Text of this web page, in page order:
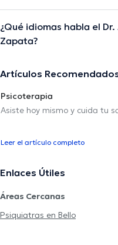
¿Qué idiomas habla el
Zapata?
Artículos
Psicoterapia
Asiste hoy mismo y cuida tu
Leer el artículo completo
Enlaces Útiles
Áreas Cercanas
Psiquiatras en Bello